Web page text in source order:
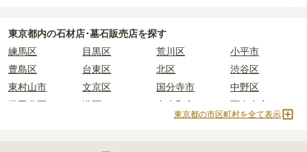
必ず確認することをおすすめします。
現地への見学が難しい場合は、資料請求でも各霊園の詳しい料金案
内を取り寄せることができます。
東京都内の石材店･墓石販売店を探す
練馬区
目黒区 荒川区
小平市
豊島区
台東区 北区
渋谷区
東村山市
文京区 国分寺市
中野区
世田谷区
港区 東大和市
西東京市
東京都の市区町村を全て表示